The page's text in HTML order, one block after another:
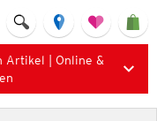
Artikel | Online &